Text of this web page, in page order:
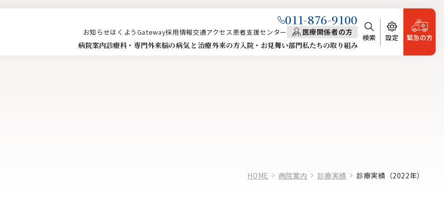
お知らせはくようGateway採用情報交通アクセス患者支援センター 医療関係者の方
011-876-9100
病院案内診療科・専門外来脳の病気と治療外来の方入院・お見舞い部門私たちの取り組み
検索 設定 緊急の方
HOME 病院案内 診療実績 診療実績（2022年）